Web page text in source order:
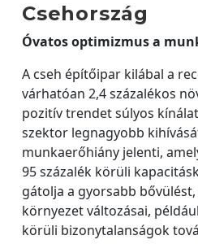
Csehország
Óvatos optimizmus a
A cseh építőipar kilábal a
várhatóan 2,4 százalékos
pozitív trendet súlyos
szektor legnagyobb
munkaerőhiány jelenti,
95 százalék körüli
gátolja a gyorsabb
környezet változásai,
körüli bizonytalanságok